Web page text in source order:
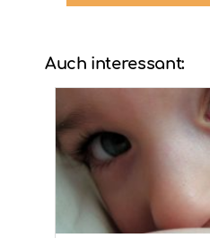
Auch interessant: